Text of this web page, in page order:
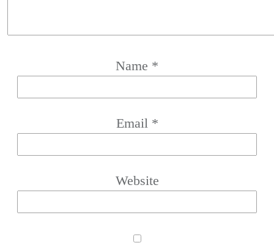
Name *
Email *
Website